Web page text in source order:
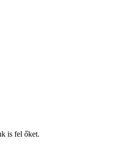
is fel őket.